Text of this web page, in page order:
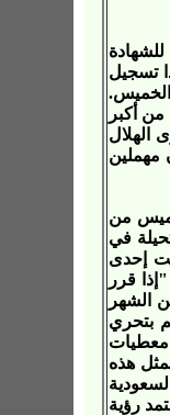
تسجيل
الخميس.
أكبر
الهلال
مهملين
من
في
إحدى
" إذا قرر
الشهر
بتحري
معطيات
هذه
رؤية